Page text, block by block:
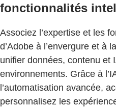
fonctionnalités
Associez l’expertise et les
d’Adobe à l’envergure et à
unifier données, contenu et
environnements. Grâce à
l’automatisation avancée,
personnalisez les